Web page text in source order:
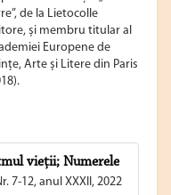
de la Lietocolle
și membru titular al
Europene de
Arte și Litere din Paris
vieții; Numerele
7-12, anul XXXII, 2022